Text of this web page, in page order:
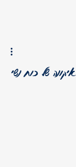
של כוח נשי